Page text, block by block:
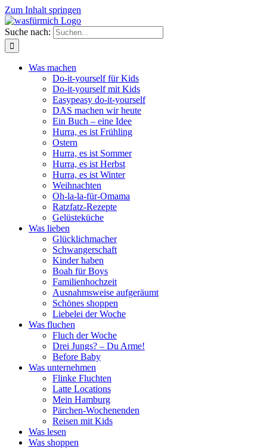
Zum Inhalt springen
Suche nach:
Was machen
Do-it-yourself für Kids
Do-it-yourself mit Kids
Easypeasy do-it-yourself
DAS machen wir heute
Ein Buch – eine Idee
Hurra, es ist Frühling
Ostern
Hurra, es ist Sommer
Hurra, es ist Herbst
Hurra, es ist Winter
Weihnachten
Oh-la-la-für-Omama
Ratzfatz-Rezepte
Gelüsteküche
Was lieben
Glücklichmacher
Schwangerschaft
Kinder haben
Boah für Boys
Familienhochzeit
Ausnahmsweise aufgeräumt
Schönes shoppen
Liebelei der Woche
Was fluchen
Fluch der Woche
Drei Jungs? – Du Arme!
Before Baby
Was unternehmen
Flinke Fluchten
Latte Locations
Mein Hamburg
Pärchen-Wochenenden
Reisen mit Kids
Was lesen
Was shoppen